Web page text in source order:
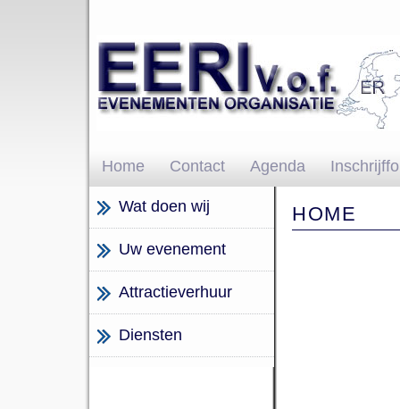
Home Contact Agenda
Wat doen wij
Uw evenement
Attractieverhuur
Diensten
HOME